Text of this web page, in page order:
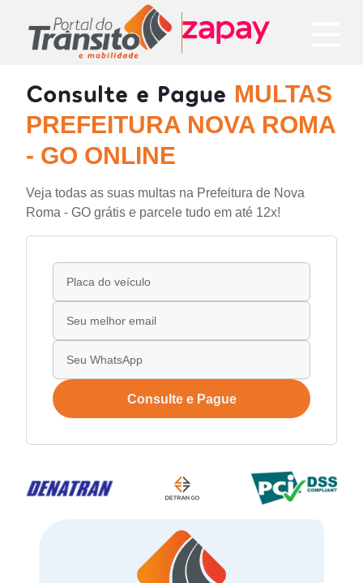
Consulte e Pague MULTAS
PREFEITURA NOVA ROMA
- GO ONLINE
Veja todas as suas multas na Prefeitura de Nova
Roma - GO grátis e parcele tudo em até 12x!
Consulte e Pague